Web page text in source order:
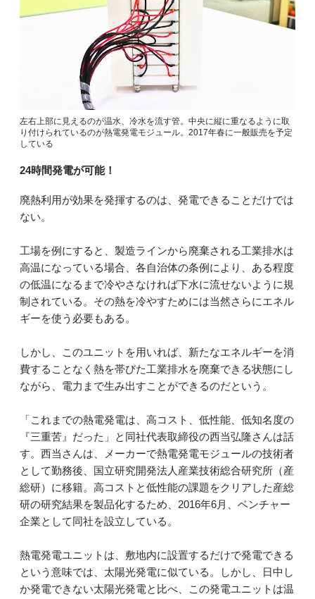
左右上部に見えるのが温水、冷水を流す管。中央に縦に重なるように取
り付けられているのが熱電発電モジュール。2017年春に一般販売を予定
している
24時間発電が可能！
廃熱利用が効果を発揮するのは、発電できることだけでは
ない。
工場を例にすると、製造ラインから廃棄される工業排水は
高温になっている場合、各自治体の条例により、ある程度
の低温になるまで冷やさなければ下水に流せないように規
制されている。その熱を冷やすためには当然さらにエネル
ギーを使う必要もある。
しかし、このユニットを用いれば、新たなエネルギーを消
費することなく熱を帯びた工業排水を廃棄できる状態にし
ながら、電力まで生み出すことができるのだという。
「これまでの熱電発電は、高コスト、低性能、低知名度の
『三重苦』だった」と同社代表取締役の西当弘隆さんは話
す。西当さんは、メーカーで熱電発電モジュールの技術者
として勤務後、国立研究開発法人産業技術総合研究所（産
総研）に移籍。高コストと低性能の課題をクリアした産総
研の研究結果を製品化するため、2016年6月、ベンチャー
企業として同社を設立している。
熱電発電ユニットは、敷地内に設置するだけで発電できる
という意味では、太陽光発電に似ている。しかし、日中し
か発電できない太陽光発電と比べ、この発電ユニットは温